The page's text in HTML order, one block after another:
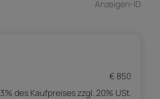
Anzeigen-ID
€ 850
3% des Kaufpreises zzgl. 20% USt.